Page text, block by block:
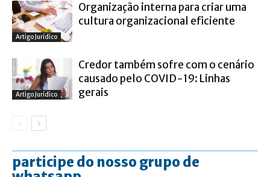
Artigo Jurídico
Organização interna para criar uma
cultura organizacional eficiente
Artigo Jurídico
Credor também sofre com o cenário
causado pelo COVID-19: Linhas
gerais
participe do nosso grupo de